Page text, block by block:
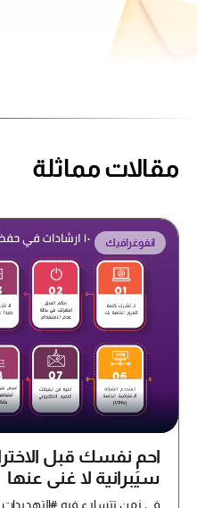
مقالات مماثلة
انفوغرافيك
سيبرانية لا غنى عنها
في زمن تتسارع فيه